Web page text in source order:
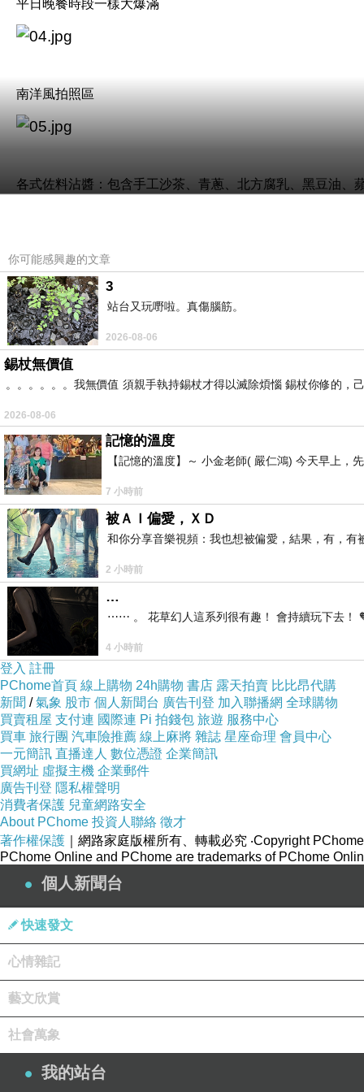
平日晚餐時段一樣大爆滿
南洋風拍照區
各式佐料沾醬：包含手工沙茶、青蔥、北方腐乳、黑豆油
吃海鮮推薦搭配店家獨家特調的奇葩薑醋，比例調和得恰到
冰箱內除了酒類以外，其他都可無限暢飲
塞席爾的落葉雙人套餐：食材包含當令季節龍蝦1隻＋海鮮
疆孜然湯、花花秘制麻辣湯、南洋咖哩湯
秘制麻辣湯：使用小燈籠椒、二荊條辣椒、子彈頭辣椒，
籽
新疆孜然湯：選用新疆孜然與數10種中藥材，清甜回甘沒
服務很週到，隨時會注意哪一桌需要加湯
海鮮拼盤內含深海手臂蝦1隻、北海道野生花蝦2隻、鮑魚
你可能感興趣的文章
3
站台又玩嘢啦。真傷腦筋。
2026-08-06
錫杖無價值
。。。。。。我無價值 須親手執持錫杖才得以滅除煩惱 錫杖你修的
2026-08-06
記憶的溫度
【記憶的溫度】～ 小金老師( 嚴仁鴻) 今天早上
7 小時前
被ＡＩ偏愛，ＸＤ
和你分享音樂視頻：我也想被偏愛，結果，有，有
2 小時前
…
⋯⋯ 。 花草幻人這系列很有趣！ 會持續玩下去！
4 小時前
登入 註冊
PChome首頁 線上購物 24h購物 書店 露天拍賣 比比昂代購
新聞 /氣象 股市 個人新聞台 廣告刊登 加入聯播網 全球購物
買賣租屋 支付連 國際連 Pi 拍錢包 旅遊 服務中心
買車 旅行團 汽車險推薦 線上麻將 雜誌 星座命理 會員中心
一元簡訊 直播達人 數位憑證 企業簡訊
買網址 虛擬主機 企業郵件
廣告刊登 隱私權聲明
消費者保護 兒童網路安全
About PChome 投資人聯絡 徵才
著作權保護 ｜網路家庭版權所有、轉載必究 ‧Copyright
PChome Online and PChome are trademarks of PChome
個人新聞台
快速發文
心情雜記
藝文欣賞
社會萬象
我的站台